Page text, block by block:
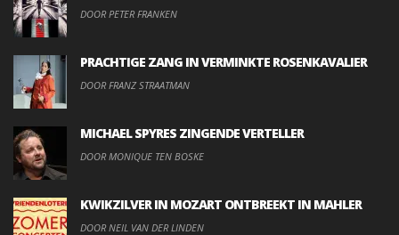
DOOR PETER FRANKEN
PRACHTIGE ZANG IN VERMINKTE ROSENKAVALIER
DOOR FRANZ STRAATMAN
MICHAEL SPYRES ZINGENDE VERTELLER
DOOR MONIQUE TEN BOSKE
KWIKZILVER IN MOZART ONTBREEKT IN MAHLER
DOOR NEIL VAN DER LINDEN